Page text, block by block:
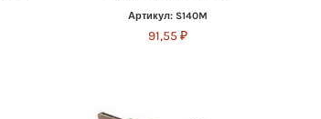
Артикул: S140M
91,55 ₽